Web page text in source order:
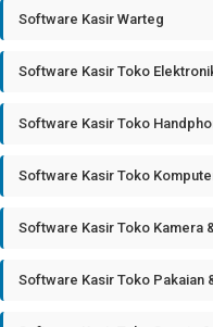
Software Kasir Warteg
Software Kasir Toko
Software Kasir Toko
Software Kasir Toko
Software Kasir Toko Kamera
Software Kasir Toko Pakaian